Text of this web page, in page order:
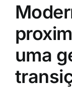
uma